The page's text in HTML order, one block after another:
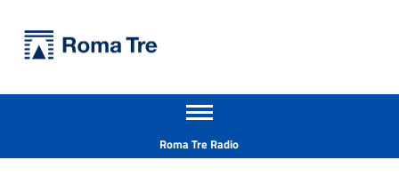
Cerimonia di consegna del diploma di laurea - Quarta edizione - Università Roma Tre
Apri il menu secondario
Roma Tre Radio